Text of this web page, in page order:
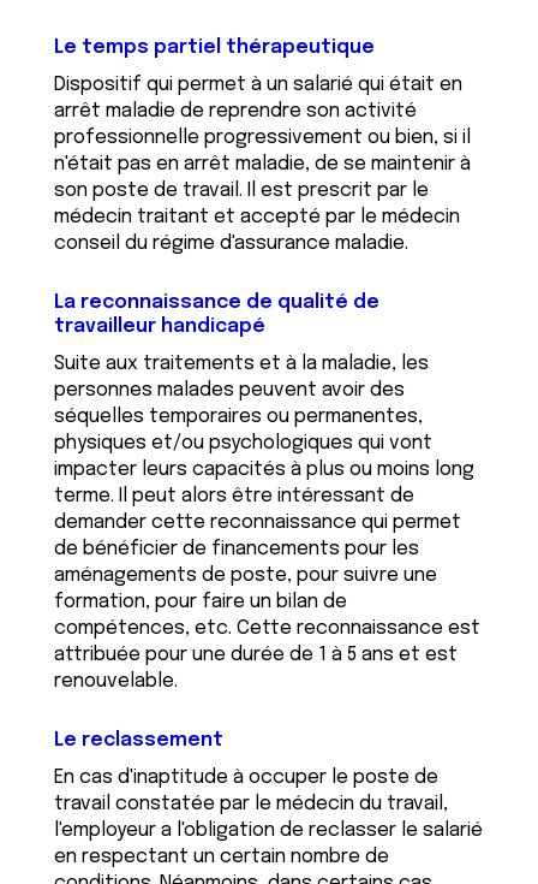
Le temps partiel thérapeutique
Dispositif qui permet à un salarié qui était en
arrêt maladie de reprendre son activité
professionnelle progressivement ou bien, si il
n'était pas en arrêt maladie, de se maintenir à
son poste de travail. Il est prescrit par le
médecin traitant et accepté par le médecin
conseil du régime d'assurance maladie.
La reconnaissance de qualité de
travailleur handicapé
Suite aux traitements et à la maladie, les
personnes malades peuvent avoir des
séquelles temporaires ou permanentes,
physiques et/ou psychologiques qui vont
impacter leurs capacités à plus ou moins long
terme. Il peut alors être intéressant de
demander cette reconnaissance qui permet
de bénéficier de financements pour les
aménagements de poste, pour suivre une
formation, pour faire un bilan de
compétences, etc. Cette reconnaissance est
attribuée pour une durée de 1 à 5 ans et est
renouvelable.
Le reclassement
En cas d'inaptitude à occuper le poste de
travail constatée par le médecin du travail,
l'employeur a l'obligation de reclasser le salarié
en respectant un certain nombre de